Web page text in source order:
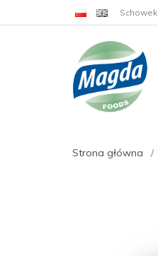
Schowek
Strona główna